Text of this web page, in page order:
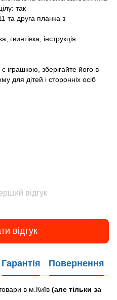
так
та друга планка з
гвинтівка, інструкція.
зберігайте його в
для дітей і сторонніх осіб
відгук
відгук
Гарантія Повернення
в м.Київ (але тільки за